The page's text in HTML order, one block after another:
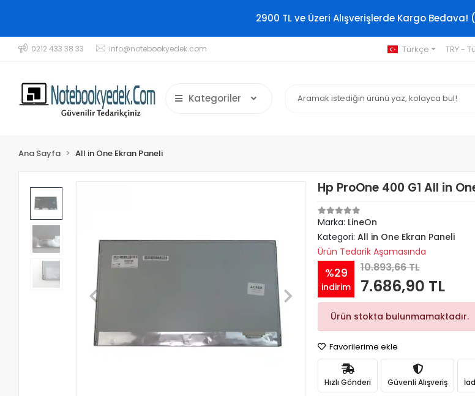
2900 TL ve Üzeri Alışverişlerde Kargo Bedava!
0212 433 38 33 info@notebookyedek.com Türkçe TRY -
Kategoriler
Ana Sayfa All in One Ekran Paneli
Hp ProOne 400 G1 All in
Marka: LineOn
Kategori:All in One Ekran Paneli
Ürün Tedarik Aşamasında
%29
indirim
10.893,66 TL
7.686,90 TL
Ürün stokta bulunmamaktadır.
Favorilerime ekle
Hızlı Gönderi Güvenli Alışveriş